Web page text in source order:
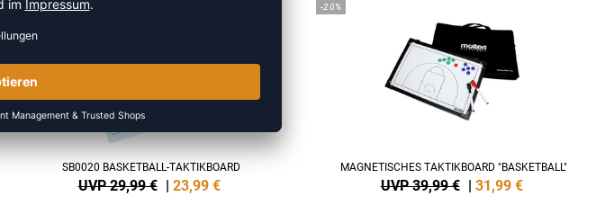
-20%
SB0020 BASKETBALL-TAKTIKBOARD
UVP 29,99 € | 23,99 €
-20%
MAGNETISCHES TAKTIKBOARD "BASKETBALL"
UVP 39,99 € | 31,99 €